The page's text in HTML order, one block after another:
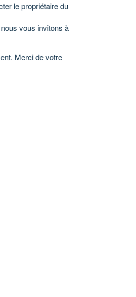
le propriétaire du
vous invitons à
Merci de votre